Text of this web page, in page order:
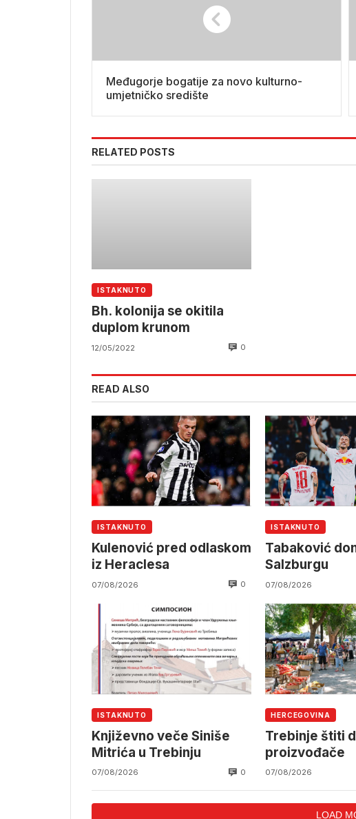
Međugorje bogatije za novo kulturno-
umjetničko središte
RELATED POSTS
ISTAKNUTO
Bh. kolonija se okitila
duplom krunom
12/05/2022 0
READ ALSO
ISTAKNUTO
Kulenović pred odlaskom
iz Heraclesa
07/08/2026 0
ISTAKNUTO
Tabaković
Salzburgu
07/08/2026
ISTAKNUTO
Književno veče Siniše
Mitrića u Trebinju
07/08/2026 0
HERCEGOVINA
Trebinje štiti
proizvođače
07/08/2026
LOAD